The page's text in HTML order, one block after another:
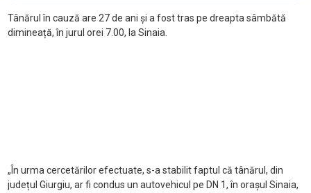
Tânărul în cauză are 27 de ani și a fost tras pe dreapta sâmbătă
dimineață, în jurul orei 7.00, la Sinaia.
„În urma cercetărilor efectuate, s-a stabilit faptul că tânărul, din
județul Giurgiu, ar fi condus un autovehicul pe DN 1, în orașul Sinaia,